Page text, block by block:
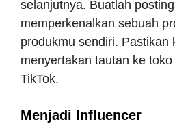
selanjutnya. Buatlah
memperkenalkan sebuah
produkmu sendiri. Pastikan
menyertakan tautan ke
TikTok.
Menjadi Influencer